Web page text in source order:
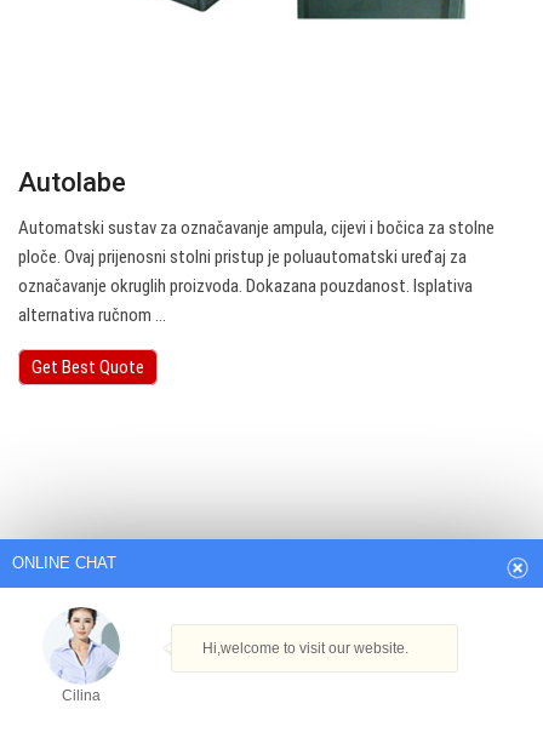
Autolabe
Automatski sustav za označavanje ampula, cijevi i bočica za stolne
ploče. Ovaj prijenosni stolni pristup je poluautomatski uređaj za
označavanje okruglih proizvoda. Dokazana pouzdanost. Isplativa
alternativa ručnom ...
Get Best Quote
Cilina